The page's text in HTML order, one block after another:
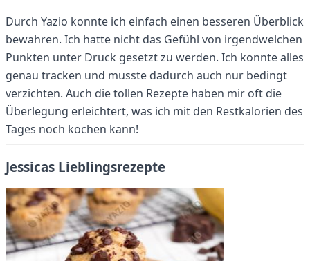
Durch Yazio konnte ich einfach einen besseren Überblick
bewahren. Ich hatte nicht das Gefühl von irgendwelchen
Punkten unter Druck gesetzt zu werden. Ich konnte alles
genau tracken und musste dadurch auch nur bedingt
verzichten. Auch die tollen Rezepte haben mir oft die
Überlegung erleichtert, was ich mit den Restkalorien des
Tages noch kochen kann!
Jessicas Lieblingsrezepte